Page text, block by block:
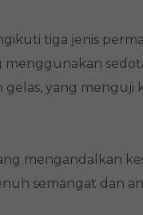
tiga jenis
yang menguji
mengandalkan
semangat dan